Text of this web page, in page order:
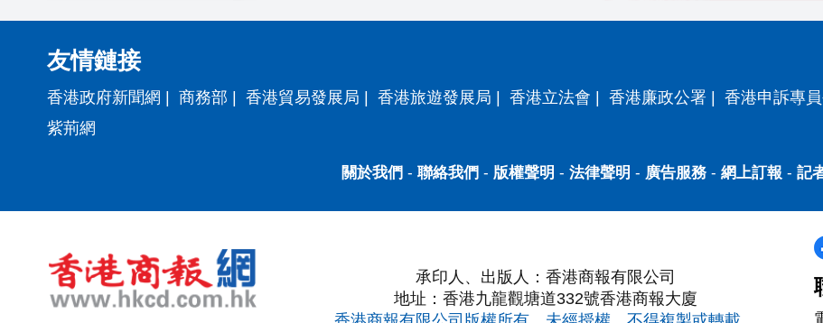
友情鏈接
香港政府新聞網 | 商務部 | 香港貿易發展局 | 香港旅遊發展局 | 香港立法會 | 香港廉政公署 | 香港申訴專
紫荊網
關於我們 - 聯絡我們 - 版權聲明 - 法律聲明 - 廣告服務- 網上訂報 - 記
承印人、出版人：香港商報有限公司
地址：香港九龍觀塘道332號香港商報大廈